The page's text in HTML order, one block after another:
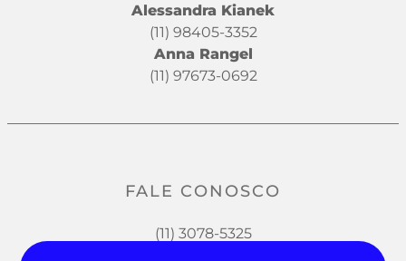
Alessandra Kianek
(11) 98405-3352
Anna Rangel
(11) 97673-0692
FALE CONOSCO
(11) 3078-5325